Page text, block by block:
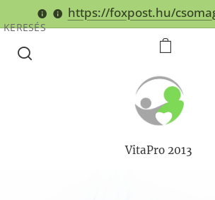
https://foxpost.hu/
VitaPro 2013
KERESÉS